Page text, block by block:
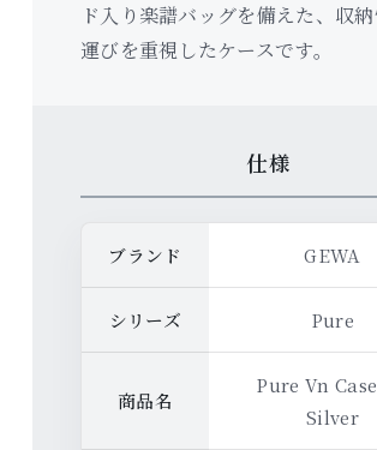
ド入り楽譜バッグを備えた、収
運びを重視したケースです。
仕様
ブランド GEWA
シリーズ Pure
商品名
Pure Vn
Silver